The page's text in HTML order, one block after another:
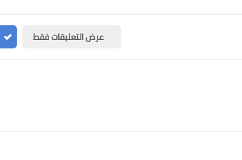
عرض التعليقات فقط